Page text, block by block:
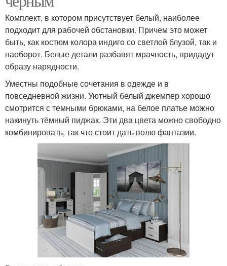
Комплект, в котором присутствует белый, наиболее
подходит для рабочей обстановки. Причем это может
быть, как костюм колора индиго со светлой блузой, так и
наоборот. Белые детали разбавят мрачность, придадут
образу нарядности.
Уместны подобные сочетания в одежде и в
повседневной жизни. Уютный белый джемпер хорошо
смотрится с темными брюками, на белое платье можно
накинуть тёмный пиджак. Эти два цвета можно свободно
комбинировать, так что стоит дать волю фантазии.